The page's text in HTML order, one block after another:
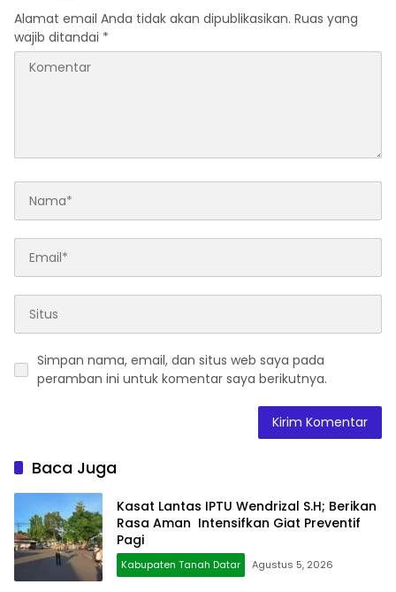
Alamat email Anda tidak akan dipublikasikan. Ruas yang
wajib ditandai *
Simpan nama, email, dan situs web saya pada
peramban ini untuk komentar saya berikutnya.
Baca Juga
Kasat Lantas IPTU Wendrizal S.H; Berikan
Rasa Aman Intensifkan Giat Preventif
Pagi
Kabupaten Tanah Datar Agustus 5, 2026